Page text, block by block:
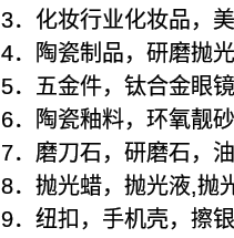
3．化妆行业化妆品，
4．陶瓷制品，研磨抛
5．五金件，钛合金眼
6．陶瓷釉料，环氧靓
7．磨刀石，研磨石，
8．抛光蜡，抛光液,抛
9．纽扣，手机壳，擦